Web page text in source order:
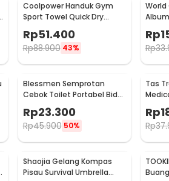
Coolpower Handuk Gym
Sport Towel Quick Dry
Rp51.400
Rp88.900 43%
Rp
Rp
Blessmen Semprotan
Cebok Toilet Portabel Bidet
Sprayer 450ml - WR-450
Rp23.300
Rp45.900 50%
Tas
Rp
Rp
Shaojia Gelang Kompas
Pisau Survival Umbrella